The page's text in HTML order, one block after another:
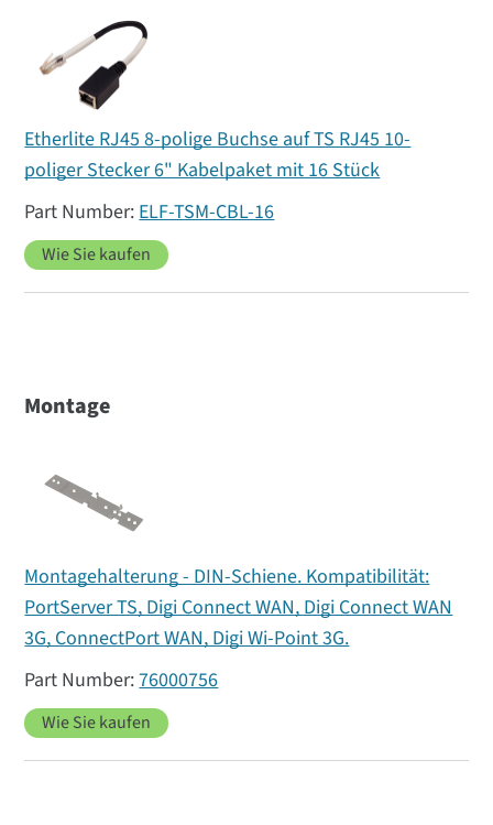
Etherlite RJ45 8-polige Buchse auf TS RJ45 10-
poliger Stecker 6" Kabelpaket mit 16 Stück
ELF-TSM-CBL-16
Wie Sie kaufen
Montage
Montagehalterung - DIN-Schiene. Kompatibilität:
PortServer TS, Digi Connect WAN, Digi Connect WAN
3G, ConnectPort WAN, Digi Wi-Point 3G.
76000756
Wie Sie kaufen